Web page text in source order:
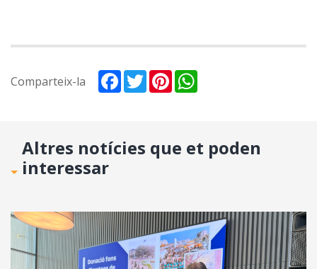
Comparteix-la Facebook
TwitterPinterest
Altres notícies que et poden
interessar